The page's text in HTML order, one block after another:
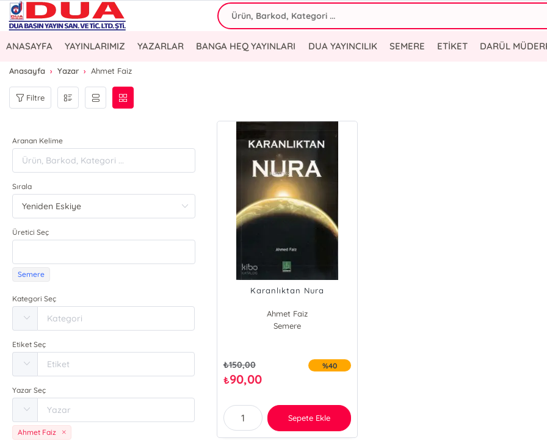
ANASAYFA YAYINLARIMIZ YAZARLAR BANGA HEQ YAYINLARI DUA YAYINCILIK SEMERE ETİKET DARÜL
Anasayfa Yazar Ahmet Faiz
Filtre
Aranan Kelime
Sırala
Üretici Seç
Semere
Kategori Seç
Etiket Seç
Yazar Seç
Ahmet Faiz
Karanlıktan Nura
Ahmet Faiz
Semere
₺150,00
₺90,00
%40
Sepete Ekle